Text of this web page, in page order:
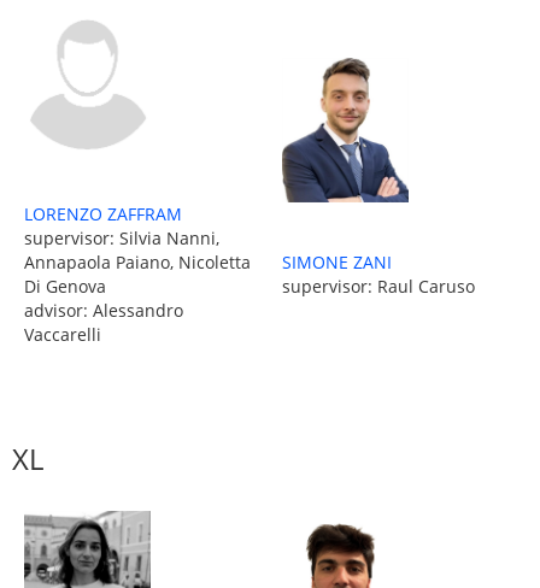
LORENZO ZAFFRAM
supervisor: Silvia Nanni,
Annapaola Paiano, Nicoletta
Di Genova
advisor: Alessandro
Vaccarelli
SIMONE ZANI
supervisor: Raul Caruso
XL